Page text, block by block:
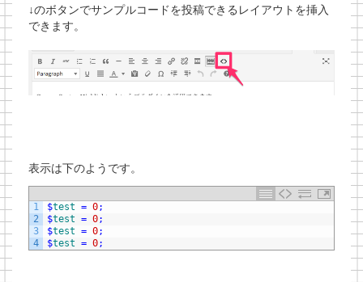
↓のボタンでサンプルコードを投稿できるレイアウトを挿入
できます。
表示は下のようです。
1
2
3
4
$test = 0;
$test = 0;
$test = 0;
$test = 0;